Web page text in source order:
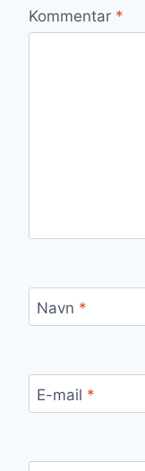
Kommentar *
Navn *
E-mail *